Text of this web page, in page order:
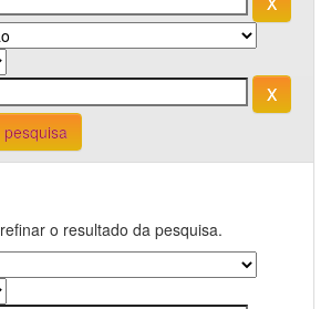
o resultado da pesquisa.